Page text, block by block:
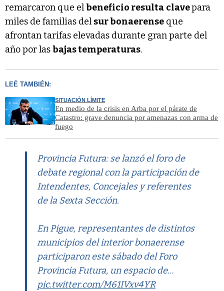
remarcaron que elbeneficio resulta clavepara
miles de familias del sur bonaerense que
afrontan tarifas elevadas durante gran parte del
año por lasbajas temperaturas.
LEÉ TAMBIÉN:
SITUACIÓN LÍMITE
En medio de la crisis en Arba por el párate de
Catastro: grave denuncia por amenazas con arma de
fuego
Provincia Futura: se lanzó el foro de
debate regional con la participación de
Intendentes, Concejales y referentes
de la Sexta Sección.
En Pigue, representantes de distintos
municipios del interior bonaerense
participaron este sábado del Foro
Provincia Futura, un espacio de…
pic.twitter.com/M61IVxv4YR